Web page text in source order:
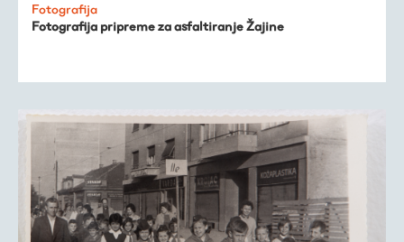
Fotografija
Fotografija pripreme za asfaltiranje Žajine